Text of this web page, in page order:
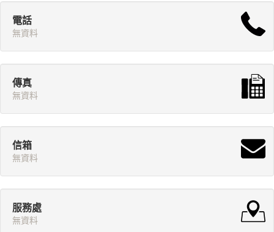
電話
無資料
傳真
無資料
信箱
無資料
服務處
無資料